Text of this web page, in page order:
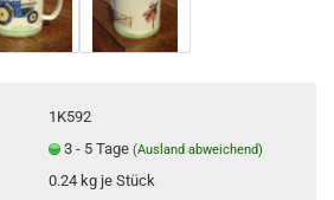
1K592
3 - 5 Tage (Ausland abweichend)
0.24kg je Stück